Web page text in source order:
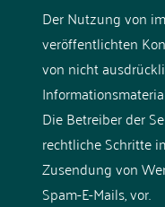
Der Nutzung von
veröffentlichten
von nicht
Die Betreiber der
rechtliche Schritte
Zusendung von
Spam-E-Mails, vor.